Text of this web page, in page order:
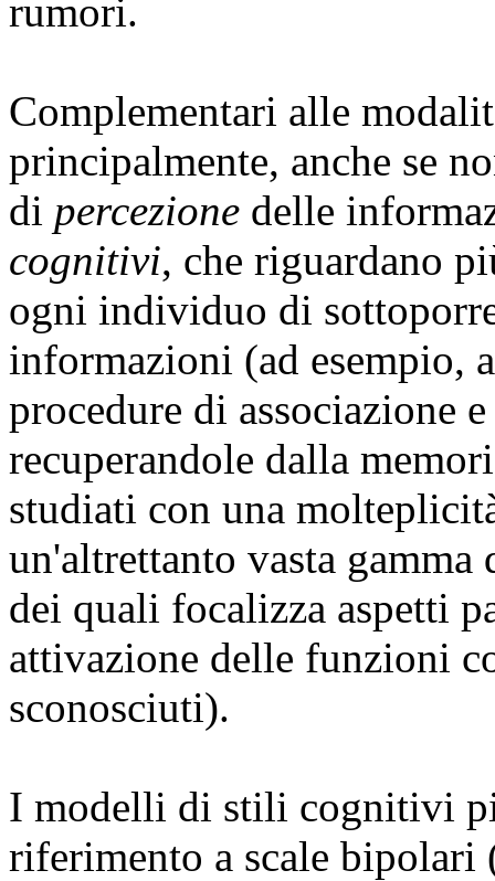
rumori.
Complementari alle
principalmente, anche se
di percezione delle
cognitivi, che riguardano
ogni individuo di
informazioni (ad esempio,
procedure di associazione
recuperandole dalla
studiati con una
un'altrettanto vasta
dei quali focalizza aspetti
attivazione delle funzioni
sconosciuti).
I modelli di stili cognitivi
riferimento a scale